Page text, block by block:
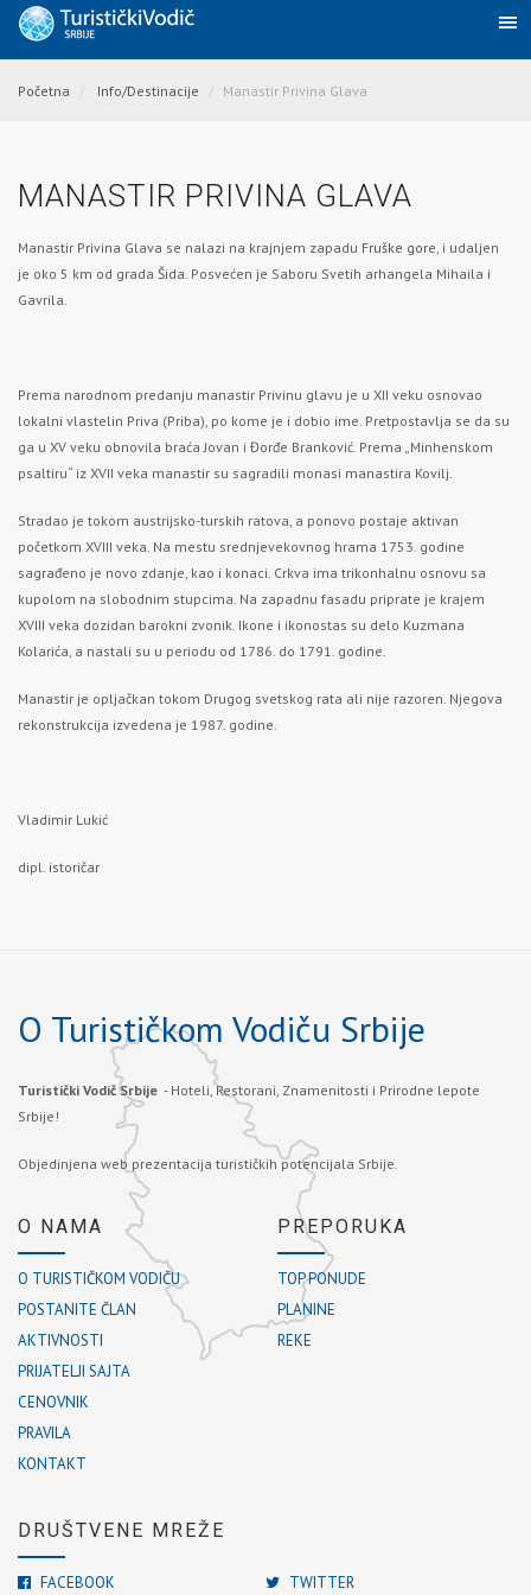
Početna Info/Destinacije Manastir Privina Glava
MANASTIR PRIVINA GLAVA
Manastir Privina Glava se nalazi na krajnjem zapadu Fruške gore, i udaljen
je oko 5 km od grada Šida. Posvećen je Saboru Svetih arhangela Mihaila i
Gavrila.
Prema narodnom predanju manastir Privinu glavu je u XII veku osnovao
lokalni vlastelin Priva (Priba), po kome je i dobio ime. Pretpostavlja se da su
ga u XV veku obnovila braća Jovan i Đorđe Branković. Prema „Minhenskom
psaltiru“ iz XVII veka manastir su sagradili monasi manastira Kovilj.
Stradao je tokom austrijsko-turskih ratova, a ponovo postaje aktivan
početkom XVIII veka. Na mestu srednjevekovnog hrama 1753. godine
sagrađeno je novo zdanje, kao i konaci. Crkva ima trikonhalnu osnovu sa
kupolom na slobodnim stupcima. Na zapadnu fasadu priprate je krajem
XVIII veka dozidan barokni zvonik. Ikone i ikonostas su delo Kuzmana
Kolarića, a nastali su u periodu od 1786. do 1791. godine.
Manastir je opljačkan tokom Drugog svetskog rata ali nije razoren. Njegova
rekonstrukcija izvedena je 1987. godine.
Vladimir Lukić
dipl. istoričar
O Turističkom Vodiču Srbije
Turistički Vodič Srbije - Hoteli, Restorani, Znamenitosti i Prirodne lepote
Srbije!
Objedinjena web prezentacija turističkih potencijala Srbije.
O NAMA
O TURISTIČKOM VODIČU
POSTANITE ČLAN
AKTIVNOSTI
PRIJATELJI SAJTA
CENOVNIK
PRAVILA
KONTAKT
PREPORUKA
TOP PONUDE
PLANINE
REKE
DRUŠTVENE MREŽE
FACEBOOK TWITTER